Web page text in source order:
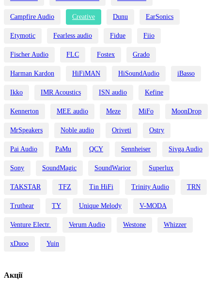
Campfire Audio Creative Dunu EarSonics
Etymotic Fearless audio Fidue Fiio
Fischer Audio FLC Fostex Grado
Harman Kardon HiFiMAN HiSoundAudio iBasso
Ikko IMR Acoustics ISN audio Kefine
Kennerton MEE audio Meze MiFo MoonDrop
MrSpeakers Noble audio Oriveti Ostry
Pai Audio PaMu QCY Sennheiser Sivga Audio
Sony SoundMagic SoundWarior Superlux
TAKSTAR TFZ Tin HiFi Trinity Audio TRN
Truthear TY Unique Melody V-MODA
Venture Electr. Verum Audio Westone Whizzer
xDuoo Yuin
Акції